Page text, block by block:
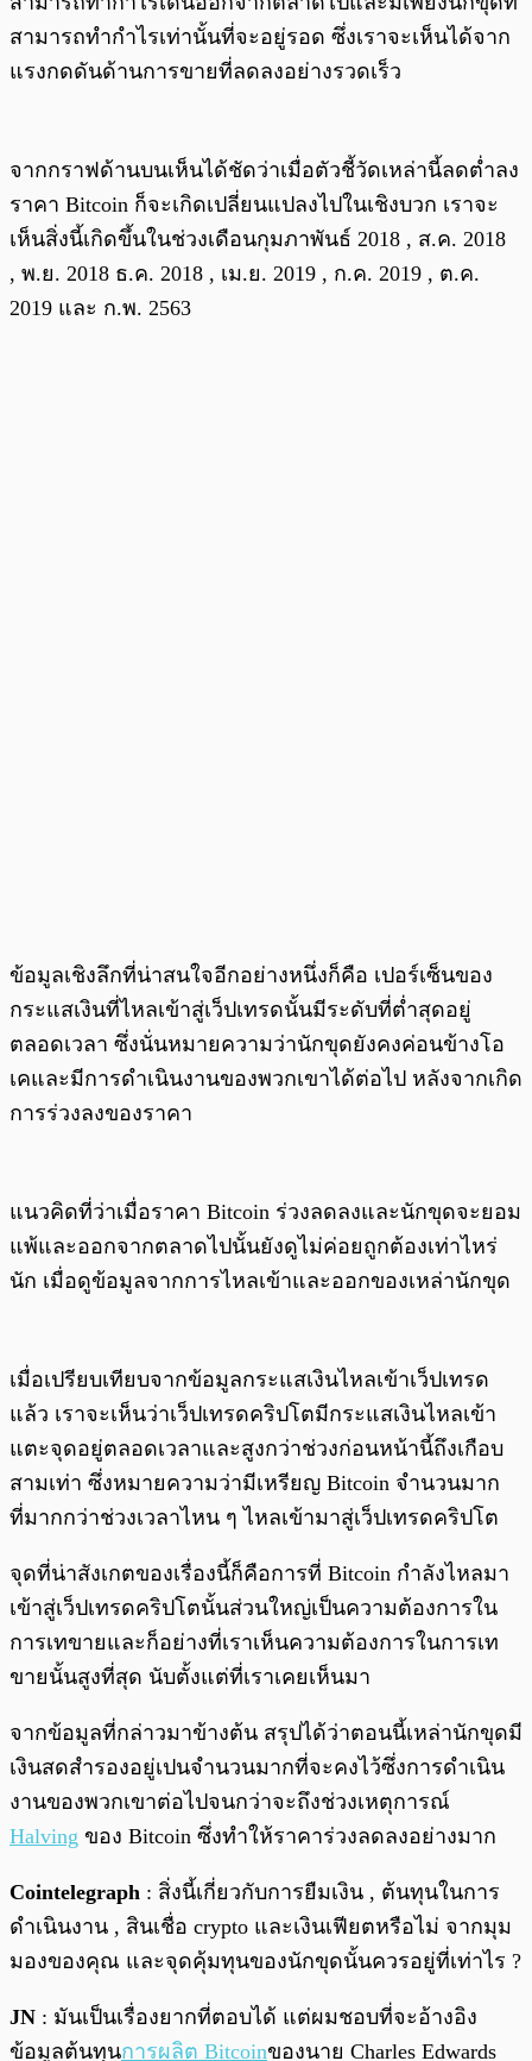
สามารถทำกำไรเท่านั้นที่จะอยู่รอด ซึ่งเราจะเห็นได้จาก
แรงกดดันด้านการขายที่ลดลงอย่างรวดเร็ว
จากกราฟด้านบนเห็นได้ชัดว่าเมื่อตัวชี้วัดเหล่านี้ลดต่ำลง
ราคา Bitcoin ก็จะเกิดเปลี่ยนแปลงไปในเชิงบวก เราจะ
เห็นสิ่งนี้เกิดขึ้นในช่วงเดือนกุมภาพันธ์ 2018 , ส.ค. 2018
, พ.ย. 2018 ธ.ค. 2018 , เม.ย. 2019 , ก.ค. 2019 , ต.ค.
2019 และ ก.พ. 2563
ข้อมูลเชิงลึกที่น่าสนใจอีกอย่างหนึ่งก็คือ เปอร์เซ็นของ
กระแสเงินที่ไหลเข้าสู่เว็ปเทรดนั้นมีระดับที่ต่ำสุดอยู่
ตลอดเวลา ซึ่งนั่นหมายความว่านักขุดยังคงค่อนข้างโอ
เคและมีการดำเนินงานของพวกเขาได้ต่อไป หลังจากเกิด
การร่วงลงของราคา
แนวคิดที่ว่าเมื่อราคา Bitcoin ร่วงลดลงและนักขุดจะยอม
แพ้และออกจากตลาดไปนั้นยังดูไม่ค่อยถูกต้องเท่าไหร่
นัก เมื่อดูข้อมูลจากการไหลเข้าและออกของเหล่านักขุด
เมื่อเปรียบเทียบจากข้อมูลกระแสเงินไหลเข้าเว็ปเทรด
แล้ว เราจะเห็นว่าเว็ปเทรดคริปโตมีกระแสเงินไหลเข้า
แตะจุดอยู่ตลอดเวลาและสูงกว่าช่วงก่อนหน้านี้ถึงเกือบ
สามเท่า ซึ่งหมายความว่ามีเหรียญ Bitcoin จำนวนมาก
ที่มากกว่าช่วงเวลาไหน ๆ ไหลเข้ามาสู่เว็ปเทรดคริปโต
จุดที่น่าสังเกตของเรื่องนี้ก็คือการที่ Bitcoin กำลังไหลมา
เข้าสู่เว็ปเทรดคริปโตนั้นส่วนใหญ่เป็นความต้องการใน
การเทขายและก็อย่างที่เราเห็นความต้องการในการเท
ขายนั้นสูงที่สุด นับตั้งแต่ที่เราเคยเห็นมา
จากข้อมูลที่กล่าวมาข้างต้น สรุปได้ว่าตอนนี้เหล่านักขุดมี
เงินสดสำรองอยู่เปนจำนวนมากที่จะคงไว้ซึ่งการดำเนิน
งานของพวกเขาต่อไปจนกว่าจะถึงช่วงเหตุการณ์
Halving ของ Bitcoin ซึ่งทำให้ราคาร่วงลดลงอย่างมาก
Cointelegraph : สิ่งนี้เกี่ยวกับการยืมเงิน , ต้นทุนในการ
ดำเนินงาน , สินเชื่อ crypto และเงินเฟียตหรือไม่ จากมุม
มองของคุณ และจุดคุ้มทุนของนักขุดนั้นควรอยู่ที่เท่าไร ?
JN : มันเป็นเรื่องยากที่ตอบได้ แต่ผมชอบที่จะอ้างอิง
ข้อมูลต้นทุนการผลิต Bitcoinของนาย Charles Edwards